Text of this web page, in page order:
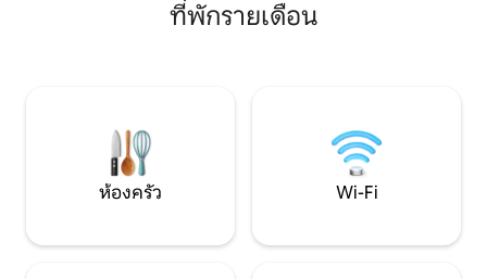
ที่พักรายเดือน
ห้องครัว Wi-Fi